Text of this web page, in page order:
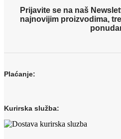
Prijavite se na naš
najnovijim proizvodima,
Plaćanje:
Kurirska služba: